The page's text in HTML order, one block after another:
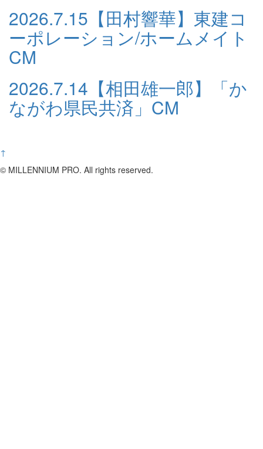
2026.7.15 【田村響華】東建コ
ーポレーション/ホームメイト
CM
2026.7.14 【相田雄一郎】「か
ながわ県民共済」CM
↑
© MILLENNIUM PRO. All rights reserved.